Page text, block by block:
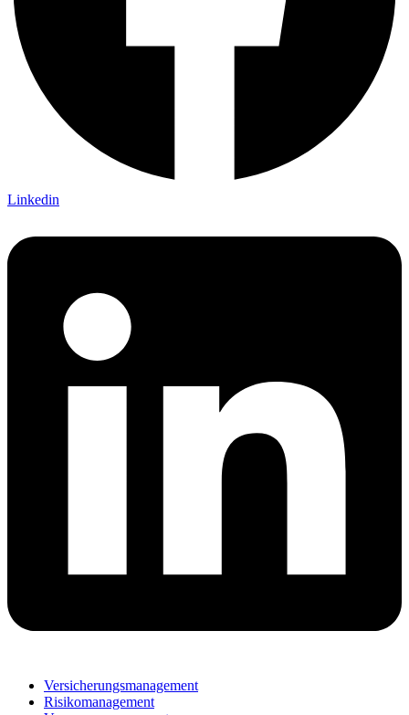
Linkedin
Versicherungsmanagement
Risikomanagement